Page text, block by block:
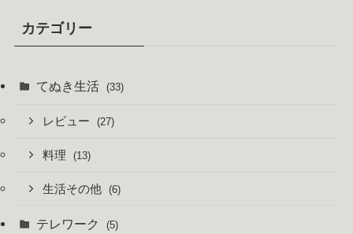
カテゴリー
てぬき生活 (33)
レビュー (27)
料理 (13)
生活その他 (6)
テレワーク (5)